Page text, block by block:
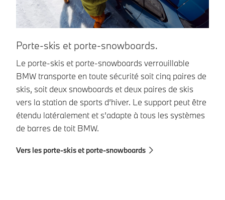
Porte-skis et porte-snowboards.
Le porte-skis et porte-snowboards verrouillable
BMW transporte en toute sécurité soit cinq paires de
skis, soit deux snowboards et deux paires de skis
vers la station de sports d’hiver. Le support peut être
étendu latéralement et s’adapte à tous les systèmes
de barres de toit BMW.
Vers les porte-skis et porte-snowboards